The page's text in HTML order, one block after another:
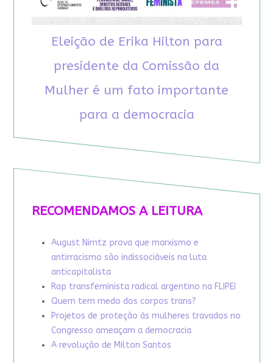
Eleição de Erika Hilton para
presidente da Comissão da
Mulher é um fato importante
para a democracia
RECOMENDAMOS A LEITURA
August Nimtz prova que marxismo e
antirracismo são indissociáveis na luta
anticapitalista
Rap transfeminista radical argentino na FLIPEI
Quem tem medo dos corpos trans?
Projetos de proteção às mulheres travados no
Congresso ameaçam a democracia
A revolução de Milton Santos